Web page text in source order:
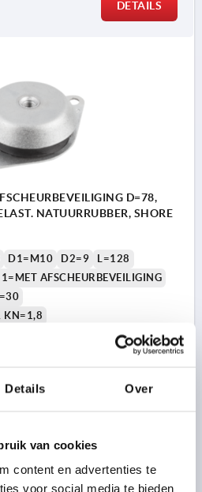
Details Over
van cookies
content en advertenties te
voor social media te bieden
DETAILS
D=78,
NATUURRUBBER, SHORE
D1=M10 D2=9
L=128
AFSCHEURBEVEILIGING
KN=1,8
DETAILS